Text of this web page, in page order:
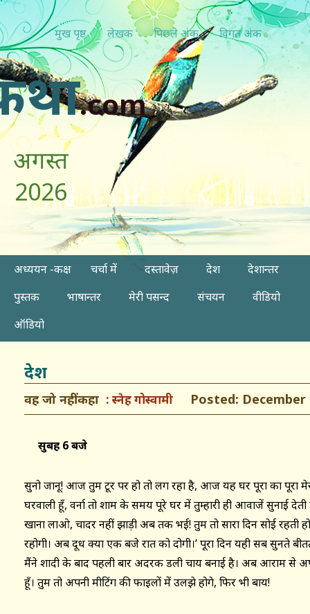
मुख पृष्ठ लेखक पिछ्ले अंक विगत अंक
.com
अगस्त
2026
अध्ययन -कक्ष चर्चा में दस्तावेज़ देश
देशान्तर
पुस्तक
भाषान्तर मेरी पसन्द संचयन
वीडियो
ऑडियो
देश
वह जो नहीं कहा स्नेह गोस्वामी Posted: December
सुबह 6 बजे
सुनो जानू! आज तुम टूर पर हो तो लग रहा है, आज यह घर पूरा का पूरा
घरवाली हूँ, वर्ना तो शाम के समय पूरे घर में तुम्हारी ही आवाजें सुनाई
खाना लाओ, चादर नहीं झाड़ी अब तक भई! तुम तो सारा दिन सोई
रहोगी। अब दूध क्या एक बजे रात को दोगी।’ पूरा दिन यही सब सुनते
मैंने शादी के बाद पहली बार अदरक डली चाय बनाई है। अब आराम से
हूँ। तुम तो अपनी मीटिंग की फाइलों में उलझे होगे, फिर भी बाय!